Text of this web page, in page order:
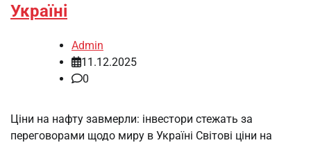
Україні
Admin
11.12.2025
0
Ціни на нафту завмерли: інвестори стежать за
переговорами щодо миру в Україні Світові ціни на